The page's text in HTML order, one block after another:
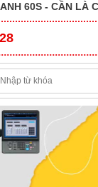
60S - CẦN LÀ